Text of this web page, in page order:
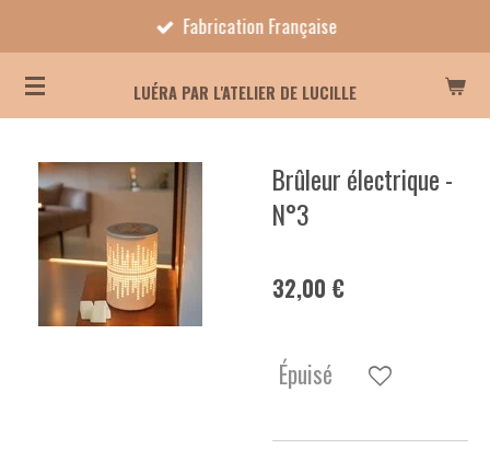
au
contenu
principal
LUÉRA PAR L'ATELIER DE LUCILLE
Fabrication Française
Brûleur électrique -
N°3
32,00 €
Épuisé